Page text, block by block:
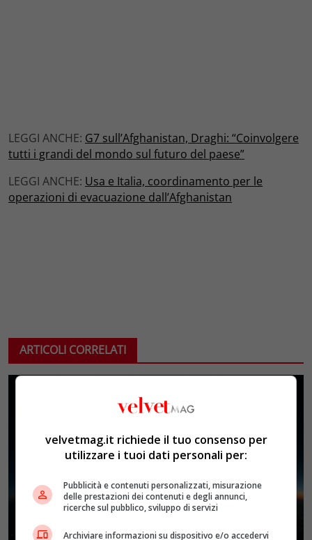
LEGGI ANCHE: G7 sull’Afghanistan, Draghi: “Coinvolgere
tutti i grandi del mondo sul futuro del paese”
LEGGI ANCHE: Usa e Italia, coordinamento per le
operazioni di evacuazione dall’Afghanistan
ARTICOLI CORRELATI
velvetmag.it richiede il tuo consenso per
utilizzare i tuoi dati personali per:
Pubblicità e contenuti personalizzati, misurazione
delle prestazioni dei contenuti e degli annunci,
ricerche sul pubblico, sviluppo di servizi
Archiviare informazioni su dispositivo e/o accedervi